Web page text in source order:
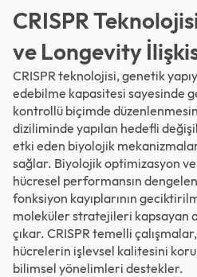
CRISPR
ve Longevity
CRISPR teknolojisi, genetik
edebilme kapasitesi sayesinde
kontrollü biçimde
diziliminde yapılan hedefli
etki eden biyolojik
sağlar. Biyolojik optimizasyon ve
hücresel performansın
fonksiyon kayıplarının
moleküler stratejileri kapsayan
çıkar. CRISPR temelli
hücrelerin işlevsel kalitesini
bilimsel yönelimleri destekler.